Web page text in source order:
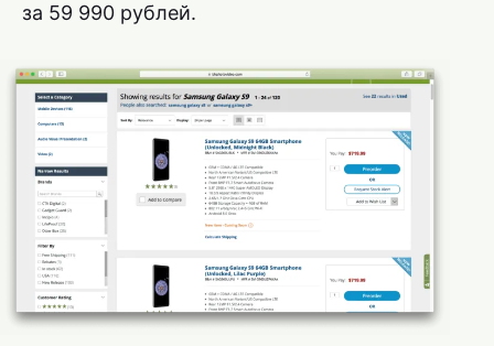
за 59 990 рублей.